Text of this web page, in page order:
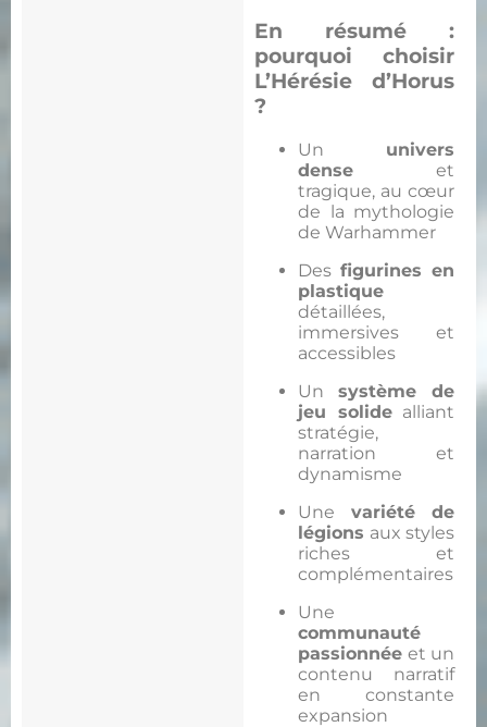
En résumé :
pourquoi choisir
L’Hérésie d’Horus
?
Un univers
dense et
tragique, au cœur
de la mythologie
de Warhammer
Des figurines en
plastique
détaillées,
immersives et
accessibles
Un système de
jeu solidealliant
stratégie,
narration et
dynamisme
Une variété de
légions aux styles
riches et
complémentaires
Une
communauté
passionnée et un
contenu narratif
en constante
expansion